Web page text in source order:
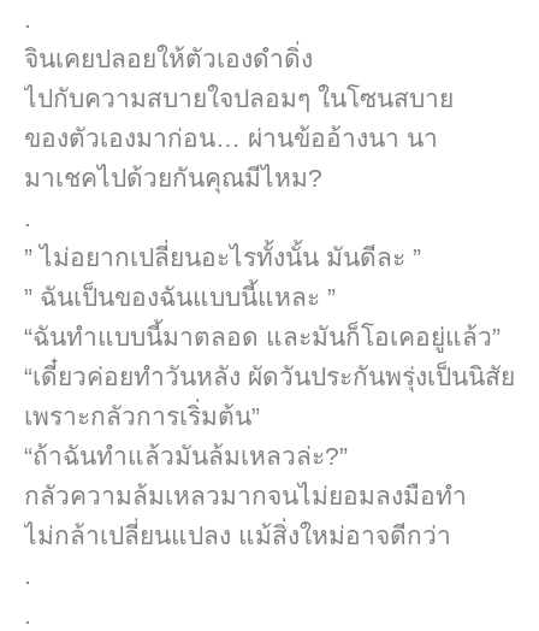
.
จินเคยปลอยให้ตัวเองดำดิ่ง
ไปกับความสบายใจปลอมๆ ในโซนสบาย
ของตัวเองมาก่อน… ผ่านข้ออ้างนา นา
มาเชคไปด้วยกันคุณมีไหม?
.
” ไม่อยากเปลี่ยนอะไรทั้งนั้น มันดีละ ”
” ฉันเป็นของฉันแบบนี้แหละ ”
“ฉันทำแบบนี้มาตลอด และมันก็โอเคอยู่แล้ว”
“เดี๋ยวค่อยทำวันหลัง ผัดวันประกันพรุ่งเป็นนิสัย
เพราะกลัวการเริ่มต้น”
“ถ้าฉันทำแล้วมันล้มเหลวล่ะ?”
กลัวความล้มเหลวมากจนไม่ยอมลงมือทำ
ไม่กล้าเปลี่ยนแปลง แม้สิ่งใหม่อาจดีกว่า
.
.